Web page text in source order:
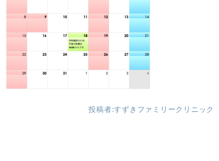
投稿者:すずきファミリークリニック